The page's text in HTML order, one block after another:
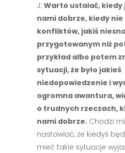
J: Warto ustalać, kiedy
nami dobrze, kiedy nie
konfliktów, jakiś
przygotowanym niż
przykład albo potem
sytuacji, że było jakieś
niedopowiedzenie i
ogromna awantura,
o trudnych rzeczach,
nami dobrze. Chodzi
nastawiać, że kiedyś
mieć takie sytuacje